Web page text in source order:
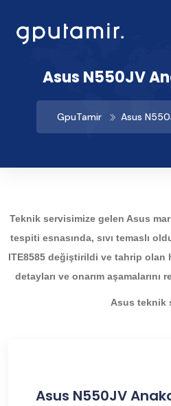
Asus N550JV
GpuTamir Asus
Teknik servisimize gelen Asus
tespiti esnasında, sıvı temaslı
ITE8585 değiştirildi ve tahrip olan
detayları ve onarım
Asus teknik
Asus N550JV